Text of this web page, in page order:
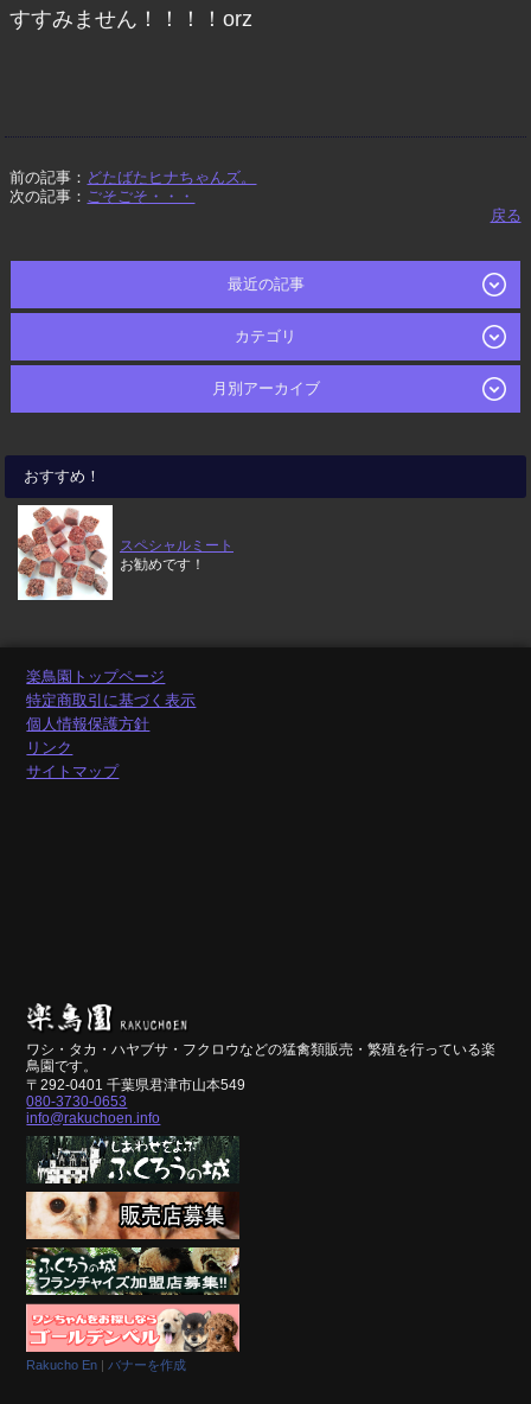
すすみません！！！！orz
前の記事： どたばたヒナちゃんズ。
次の記事： ごそごそ・・・
戻る
最近の記事
カテゴリ
月別アーカイブ
おすすめ！
スペシャルミート
お勧めです！
楽鳥園トップページ
特定商取引に基づく表示
個人情報保護方針
リンク
サイトマップ
ワシ・タカ・ハヤブサ・フクロウなどの猛禽類販売・繁殖を行っている楽
鳥園です。
〒292-0401 千葉県君津市山本549
080-3730-0653
info@rakuchoen.info
Rakucho En バナーを作成